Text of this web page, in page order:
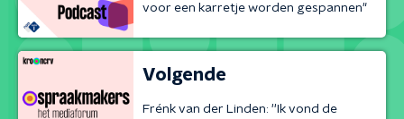
voor een karretje worden gespannen"
Volgende
Frénk van der Linden: ''Ik vond de